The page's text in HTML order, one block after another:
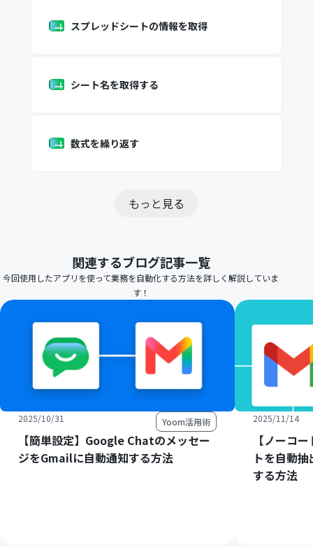
スプレッドシートの情報を取得
シート名を取得する
数式を繰り返す
もっと見る
関連するブログ記事一覧
今回使用したアプリを使って業務を自動化する方法を詳しく解説していま
す！
2025/10/31 Yoom活用術
【簡単設定】Google Chatのメッセー
ジをGmailに自動通知する方法
2025/11/14
【ノーコ
トを自動
する方法